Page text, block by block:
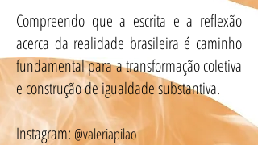
Compreendo que a escrita e a reflexão
acerca da realidade brasileira é caminho
fundamental para a transformação coletiva
e construção de igualdade substantiva.
Instagram:@valeriapilao